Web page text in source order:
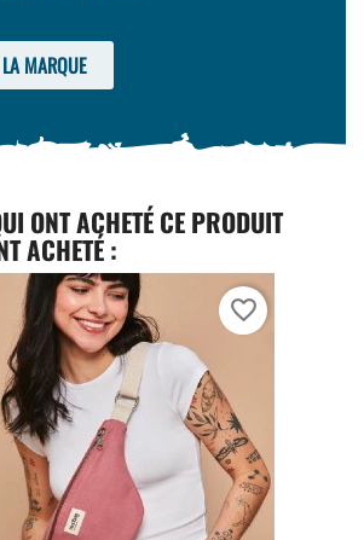
MARQUE
ONT ACHETÉ CE PRODUIT
ACHETÉ :
favorite_border